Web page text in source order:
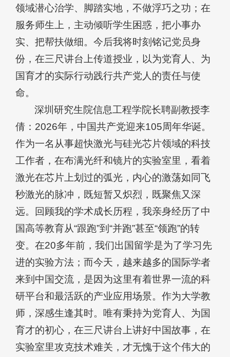
领域潜心治学、脚踏实地，不做浮巧之功；在
服务师生上，主动倾听学生困惑，把小事办
实、把帮扶做细。今后我将时刻铭记党员身
份，在三尺讲台上传道授业，以为党育人、为
国育才的实际行动践行共产党人的责任与使
命。
深圳研究生院信息工程学院长聘副教授李
倩：2026年，中国共产党迎来105周年华诞。
作为一名从事超快激光与硅光芯片领域的科技
工作者，在布满光纤和镜片的实验室里，看着
激光在芯片上划过的弧光，内心的激荡如同飞
秒激光的脉冲，既短暂又炽烈，既聚焦又深
远。回顾我的学术成长历程，我亲身经历了中
国高等教育从“跟跑”到“并跑”甚至“领跑”的转
变。在20多年前，我们出国留学是为了学习先
进的实验方法；而今天，越来越多的国际学者
来到中国交流，是因为这里有着世界一流的科
研平台和最活跃的产业应用场景。作为大学教
师，深感生逢其时。唯有秉持为党育人、为国
育才的初心，在三尺讲台上讲好中国故事，在
实验室里攻克技术难关，才无愧于这个伟大的